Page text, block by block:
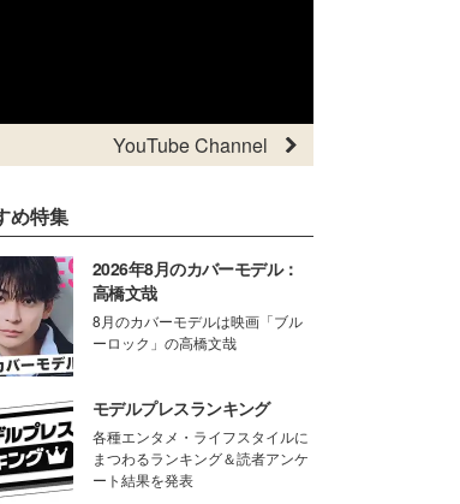
YouTube Channel
め特集
2026年8月のカバーモデル：
高橋文哉
8月のカバーモデルは映画「ブル
ーロック」の高橋文哉
モデルプレスランキング
各種エンタメ・ライフスタイルに
まつわるランキング＆読者アンケ
ート結果を発表